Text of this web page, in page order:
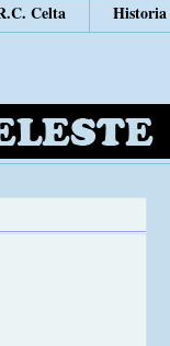
Celta
Historia